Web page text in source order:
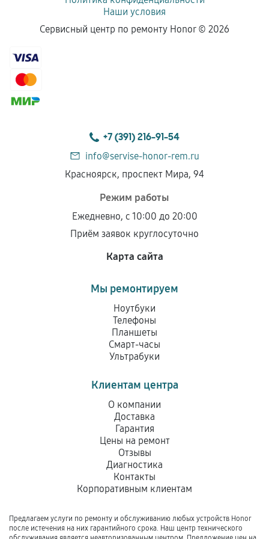
Наши условия
Сервисный центр по ремонту Honor © 2026
+7 (391) 216-91-54
info@servise-honor-rem.ru
Красноярск, проспект Мира, 94
Режим работы
Ежедневно, с 10:00 до 20:00
Приём заявок круглосуточно
Карта сайта
Мы ремонтируем
Ноутбуки
Телефоны
Планшеты
Смарт-часы
Ультрабуки
Клиентам центра
О компании
Доставка
Гарантия
Цены на ремонт
Отзывы
Диагностика
Контакты
Корпоративным клиентам
Предлагаем услуги по ремонту и обслуживанию любых устройств Honor
после истечения на них гарантийного срока. Наш центр технического